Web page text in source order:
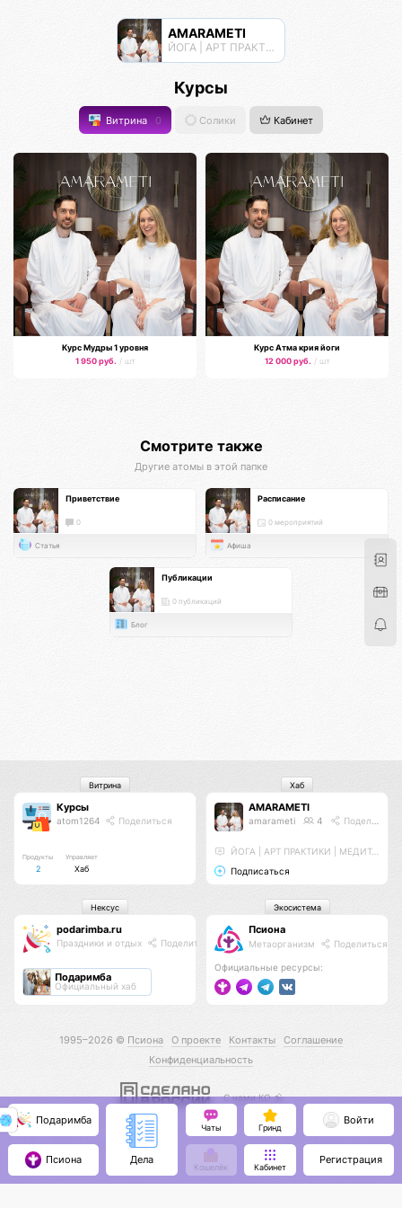
AMARAMETI
ЙОГА | АРТ ПРАКТИКИ | МЕДИТАЦИИ
Курсы
Витрина 0 Солики Кабинет
Курс Мудры 1 уровня
1 950 руб. / шт
Курс Атма крия йоги
12 000 руб. / шт
Смотрите также
Другие атомы в этой папке
Приветствие
0
Статья
Расписание
0 мероприятий
Афиша
Публикации
0 публикаций
Блог
Курсы
atom1264 Поделиться
Продукты
2
Управляет
Хаб
Витрина
AMARAMETI
amarameti 4 Поделиться
ЙОГА | АРТ ПРАКТИКИ | МЕДИТАЦИИ
Подписаться
Хаб
podarimba.ru
Праздники и отдых Поделиться
Подаримба
Официальный хаб
Нексус
Псиона
Метаорганизм Поделиться
Официальные ресурсы:
Экосистема
1995–2026 © Псиона О проекте Контакты
Соглашение
Конфиденциальность
С нами КО 🕉️
Подаримба
Псиона Дела
Чаты Гринд
Кошелёк Кабинет
Войти
Регистрация